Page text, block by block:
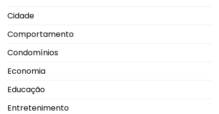
Cidade
Comportamento
Condomínios
Economia
Educação
Entretenimento